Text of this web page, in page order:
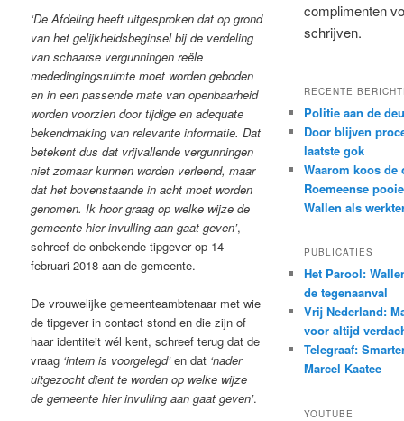
‘De Afdeling heeft uitgesproken dat op grond
van het gelijkheidsbeginsel bij de verdeling
van schaarse vergunningen reële
mededingingsruimte moet worden geboden
en in een passende mate van openbaarheid
worden voorzien door tijdige en adequate
bekendmaking van relevante informatie. Dat
betekent dus dat vrijvallende vergunningen
niet zomaar kunnen worden verleend, maar
dat het bovenstaande in acht moet worden
genomen. Ik hoor graag op welke wijze de
gemeente hier invulling aan gaat geven’,
schreef de onbekende tipgever op 14
februari 2018 aan de gemeente.
De vrouwelijke gemeenteambtenaar met wie
de tipgever in contact stond en die zijn of
haar identiteit wél kent, schreef terug dat de
vraag ‘intern is voorgelegd’en dat ‘nader
uitgezocht dient te worden op welke wijze
de gemeente hier invulling aan gaat geven’.
complimenten
schrijven.
RECENTE
Politie aan de
Door blijven
laatste gok
Waarom koos de
Roemeense
Wallen als
PUBLICATIES
Het Parool:
de tegenaanval
Vrij Nederland:
voor altijd
Telegraaf:
Marcel Kaatee
YOUTUBE